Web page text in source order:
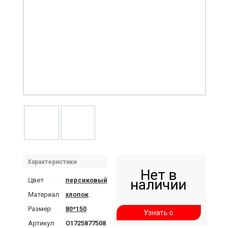
Характеристики
Цвет
персиковый
Материал
хлопок
Размер
80*150
Артикул
О1725877508
Нет в
наличии
Узнать о